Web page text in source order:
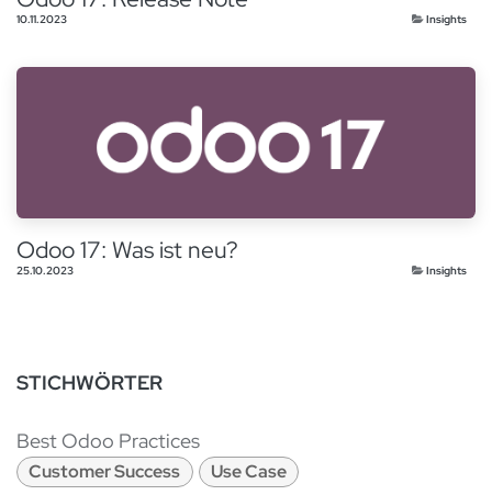
10.11.2023 Insights
Odoo 17: Was ist neu?
25.10.2023 Insights
STICHWÖRTER
Best Odoo Practices
Customer Success Use Case